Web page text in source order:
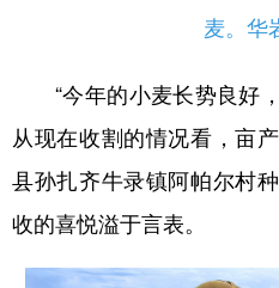
麦。华
“今年的小麦长势良好，
从现在收割的情况看，亩
县孙扎齐牛录镇阿帕尔村
收的喜悦溢于言表。